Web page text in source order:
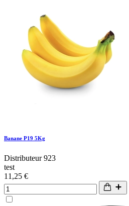
Banane P19 5Kg
Distributeur 923
test
11,25 €